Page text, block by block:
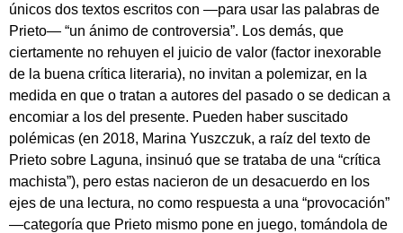
únicos dos textos escritos con —para usar las palabras de
Prieto— “un ánimo de controversia”. Los demás, que
ciertamente no rehuyen el juicio de valor (factor inexorable
de la buena crítica literaria), no invitan a polemizar, en la
medida en que o tratan a autores del pasado o se dedican a
encomiar a los del presente. Pueden haber suscitado
polémicas (en 2018, Marina Yuszczuk, a raíz del texto de
Prieto sobre Laguna, insinuó que se trataba de una “crítica
machista”), pero estas nacieron de un desacuerdo en los
ejes de una lectura, no como respuesta a una “provocación”
—categoría que Prieto mismo pone en juego, tomándola de